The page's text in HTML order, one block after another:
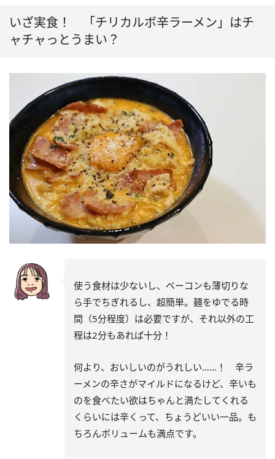
いざ実食！ 「チリカルボ辛ラーメン」はチ
ャチャっとうまい？
使う食材は少ないし、ベーコンも薄切りな
ら手でちぎれるし、超簡単。麺をゆでる時
間（5分程度）は必要ですが、それ以外の工
程は2分もあれば十分！
何より、おいしいのがうれしい……！ 辛ラ
ーメンの辛さがマイルドになるけど、辛いも
のを食べたい欲はちゃんと満たしてくれる
くらいには辛くって、ちょうどいい一品。も
ちろんボリュームも満点です。